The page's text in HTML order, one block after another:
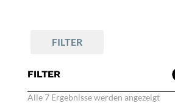
FILTER
FILTER
Alle 7 Ergebnisse werden angezeigt